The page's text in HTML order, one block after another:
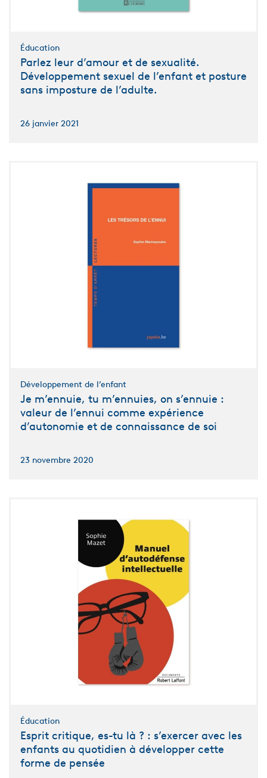
Éducation
Parlez leur d’amour et de sexualité.
Développement sexuel de l’enfant et posture
sans imposture de l’adulte.
26 janvier 2021
Développement de l’enfant
Je m’ennuie, tu m’ennuies, on s’ennuie :
valeur de l’ennui comme expérience
d’autonomie et de connaissance de soi
23 novembre 2020
Éducation
Esprit critique, es-tu là ? : s’exercer avec les
enfants au quotidien à développer cette
forme de pensée